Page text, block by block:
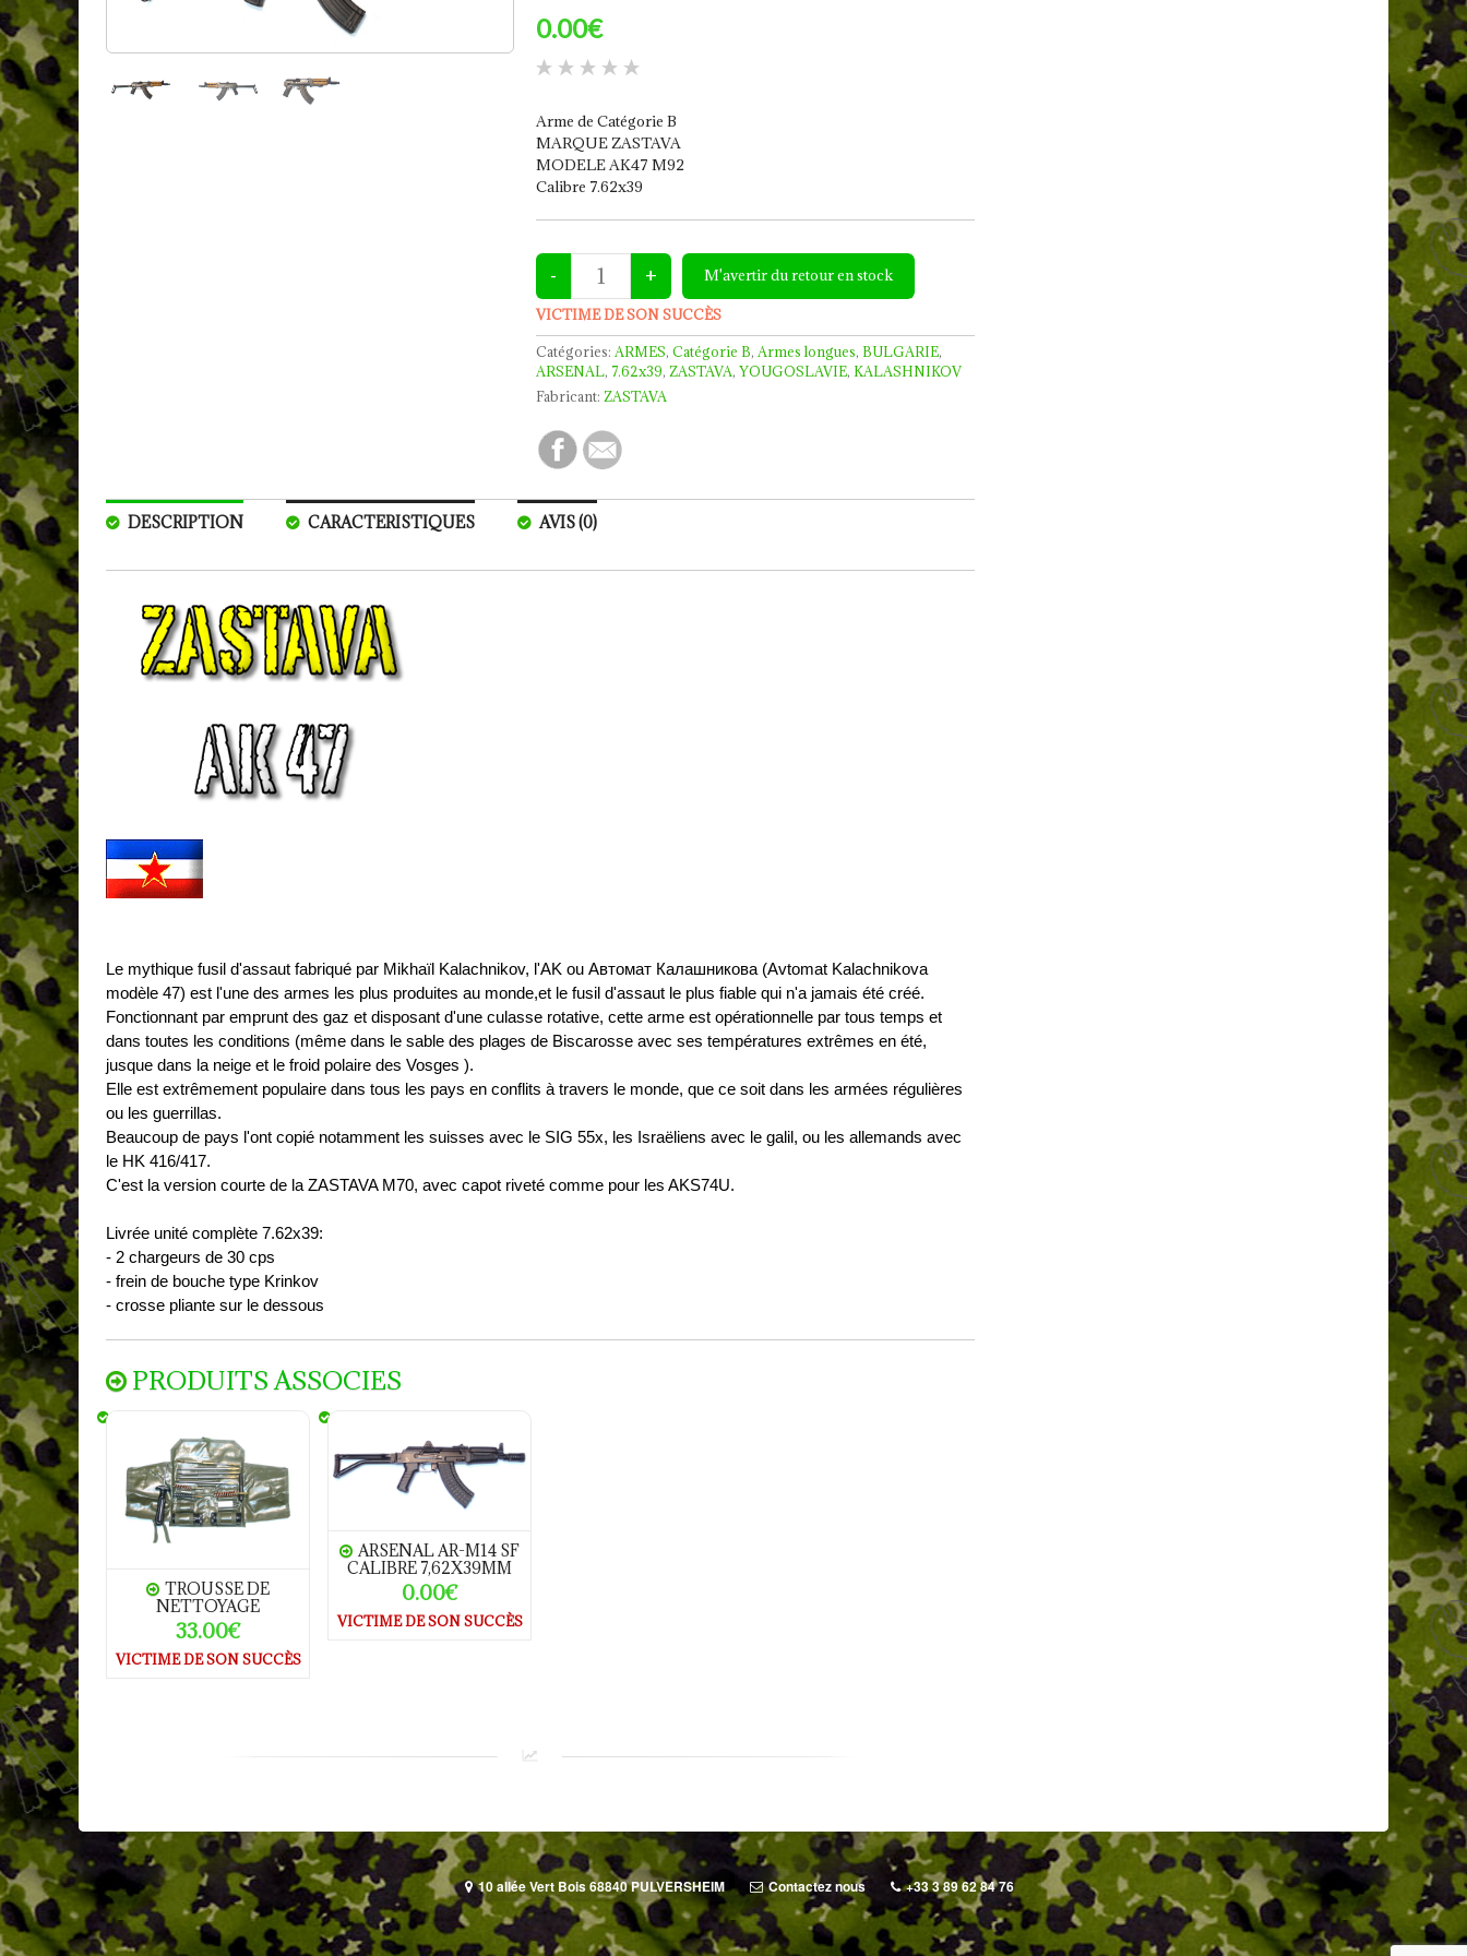
Pièces détachées
Archives / Ruptures
0.00€
Arme de Catégorie B
MARQUE ZASTAVA
MODELE AK47 M92
Calibre 7.62x39
VICTIME DE SON SUCCÈS
Catégories: ARMES,Catégorie B, Armes longues, BULGARIE,
ARSENAL, 7.62x39, ZASTAVA,YOUGOSLAVIE, KALASHNIKOV
Fabricant: ZASTAVA
DESCRIPTION CARACTERISTIQUES AVIS (0)
Le mythique fusil d'assaut fabriqué par Mikhaïl Kalachnikov, l'AK ou Автомат Калашникова (Avtomat Kalachnikova
modèle 47) est l'une des armes les plus produites au monde,et le fusil d'assaut le plus fiable qui n'a jamais été créé.
Fonctionnant par emprunt des gaz et disposant d'une culasse rotative, cette arme est opérationnelle par tous temps et
dans toutes les conditions (même dans le sable des plages de Biscarosse avec ses températures extrêmes en été,
jusque dans la neige et le froid polaire des Vosges ).
Elle est extrêmement populaire dans tous les pays en conflits à travers le monde, que ce soit dans les armées régulières
ou les guerrillas.
Beaucoup de pays l'ont copié notamment les suisses avec le SIG 55x, les Israëliens avec le galil, ou les allemands avec
le HK 416/417.
C'est la version courte de la ZASTAVA M70, avec capot riveté comme pour les AKS74U.
Livrée unité complète 7.62x39:
- 2 chargeurs de 30 cps
- frein de bouche type Krinkov
- crosse pliante sur le dessous
PRODUITS ASSOCIES
Trousse de nettoyage
TROUSSE DE
NETTOYAGE
33.00€
VICTIME DE SON SUCCÈS
Arsenal AR-M14 SF Calibre 7,62x39mm
ARSENAL AR-M14 SF
CALIBRE 7,62X39MM
0.00€
VICTIME DE SON SUCCÈS
10 allée Vert Bois 68840 PULVERSHEIM Contactez nous +33 3 89 62 84 76